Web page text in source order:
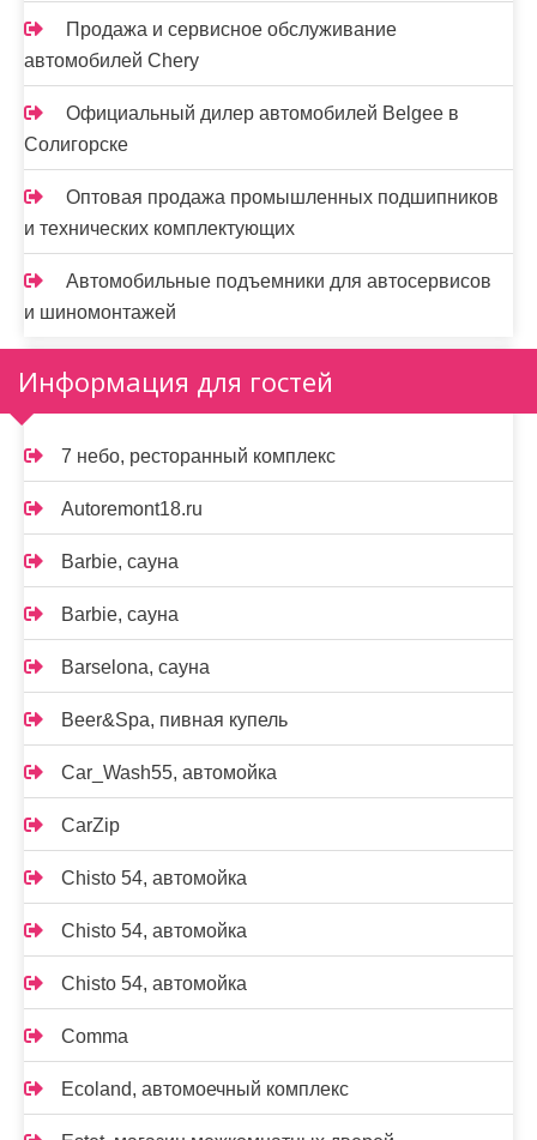
Продажа и сервисное обслуживание
автомобилей Chery
Официальный дилер автомобилей Belgee в
Солигорске
Оптовая продажа промышленных подшипников
и технических комплектующих
Автомобильные подъемники для автосервисов
и шиномонтажей
Информация для гостей
7 небо, ресторанный комплекс
Autoremont18.ru
Barbie, сауна
Barbie, сауна
Barselona, сауна
Beer&Spa, пивная купель
Car_Wash55, автомойка
CarZip
Chisto 54, автомойка
Chisto 54, автомойка
Chisto 54, автомойка
Comma
Ecoland, автомоечный комплекс